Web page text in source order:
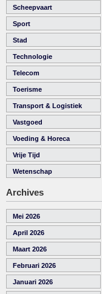
Scheepvaart
Sport
Stad
Technologie
Telecom
Toerisme
Transport & Logistiek
Vastgoed
Voeding & Horeca
Vrije Tijd
Wetenschap
Archives
Mei 2026
April 2026
Maart 2026
Februari 2026
Januari 2026